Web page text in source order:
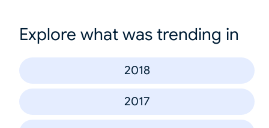
Explore what was trending in
2018
2017